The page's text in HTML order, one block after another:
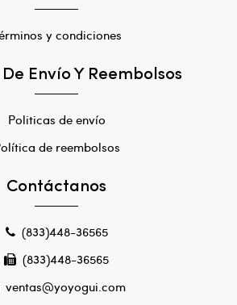
y condiciones
Envío Y Reembolsos
Politicas de envío
de reembolsos
Contáctanos
(833)448-36565
(833)448-36565
ventas@yoyogui.com